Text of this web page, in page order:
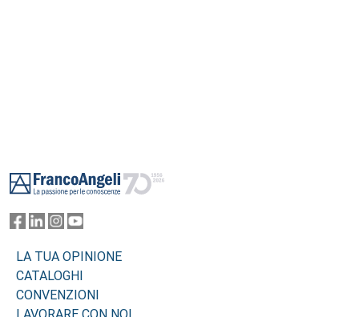
LA TUA OPINIONE
CATALOGHI
CONVENZIONI